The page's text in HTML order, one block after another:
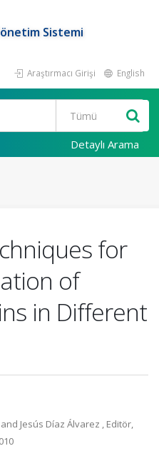
Sistemi
Araştırmacı Girişi English
Detaylı Arama
for
of
in Different
Jesús Díaz Álvarez , Editör,